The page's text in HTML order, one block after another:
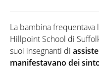
La bambina
Hillpoint School di
suoi insegnanti di
manifestavano dei